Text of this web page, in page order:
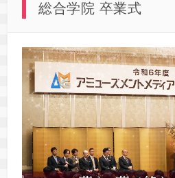
総合学院 卒業式